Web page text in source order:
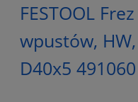
FESTOOL
wpustów,
D40x5 491060